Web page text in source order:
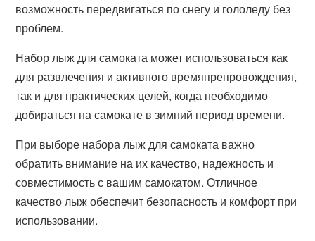
возможность передвигаться по снегу и гололеду без
проблем.
Набор лыж для самоката может использоваться как
для развлечения и активного времяпрепровождения,
так и для практических целей, когда необходимо
добираться на самокате в зимний период времени.
При выборе набора лыж для самоката важно
обратить внимание на их качество, надежность и
совместимость с вашим самокатом. Отличное
качество лыж обеспечит безопасность и комфорт при
использовании.